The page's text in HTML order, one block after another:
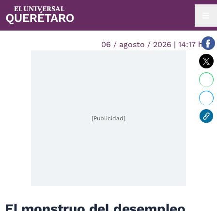
06 / agosto / 2026 | 14:17 hrs.
[Publicidad]